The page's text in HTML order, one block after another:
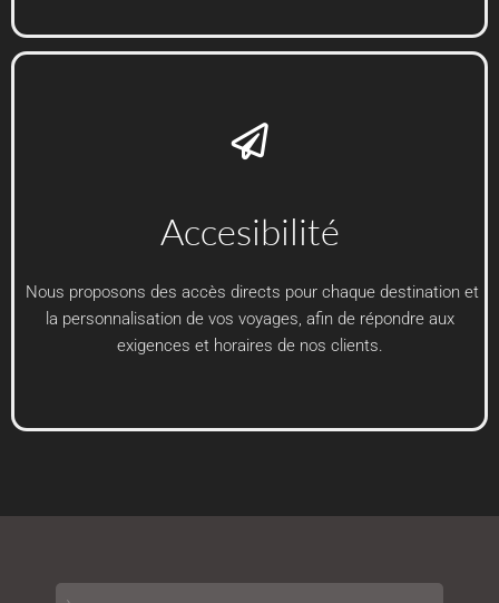
Accesibilité
Nous proposons des accès directs pour chaque destination et
la personnalisation de vos voyages, afin de répondre aux
exigences et horaires de nos clients.